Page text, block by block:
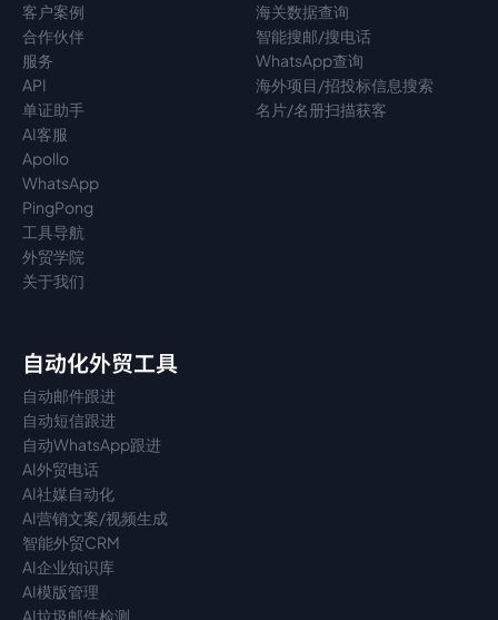
客户案例
合作伙伴
服务
API
单证助手
AI客服
Apollo
WhatsApp
PingPong
工具导航
外贸学院
关于我们
海关数据查询
智能搜邮/搜电话
WhatsApp查询
海外项目/招投标信息搜索
名片/名册扫描获客
自动化外贸工具
自动邮件跟进
自动短信跟进
自动WhatsApp跟进
AI外贸电话
AI社媒自动化
AI营销文案/视频生成
智能外贸CRM
AI企业知识库
AI模版管理
AI垃圾邮件检测